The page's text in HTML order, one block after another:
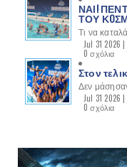
ΝΑΙ!
ΤΟΥ
Τι να
Jul 31 2026 |
0 σχόλια
Στον
Δεν
Jul 31 2026 |
0 σχόλια